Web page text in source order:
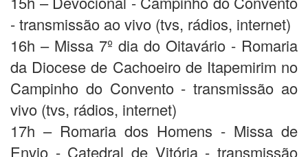
- transmissão ao vivo (tvs, rádios, internet)
16h – Missa 7º dia do Oitavário - Romaria
da Diocese de Cachoeiro de Itapemirim no
Campinho do Convento - transmissão ao
vivo (tvs, rádios, internet)
17h – Romaria dos Homens - Missa de
Envio - Catedral de Vitória - transmissão